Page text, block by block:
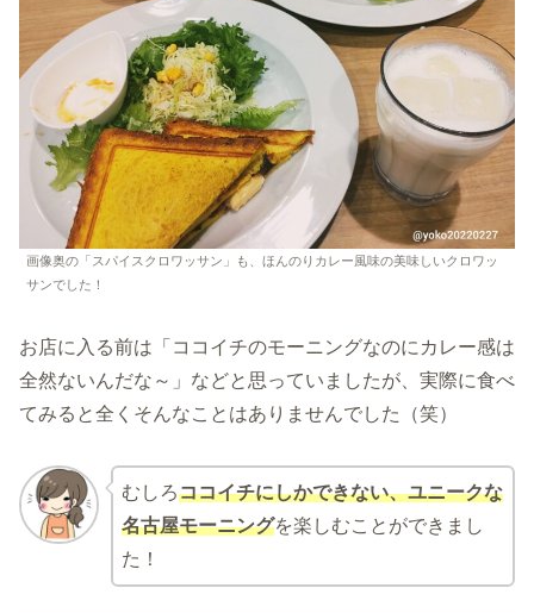
画像奥の「スパイスクロワッサン」も、ほんのりカレー風味の美味しいクロワッ
サンでした！
お店に入る前は「ココイチのモーニングなのにカレー感は
全然ないんだな～」などと思っていましたが、実際に食べ
てみると全くそんなことはありませんでした（笑）
むしろココイチにしかできない、ユニークな
名古屋モーニングを楽しむことができまし
た！